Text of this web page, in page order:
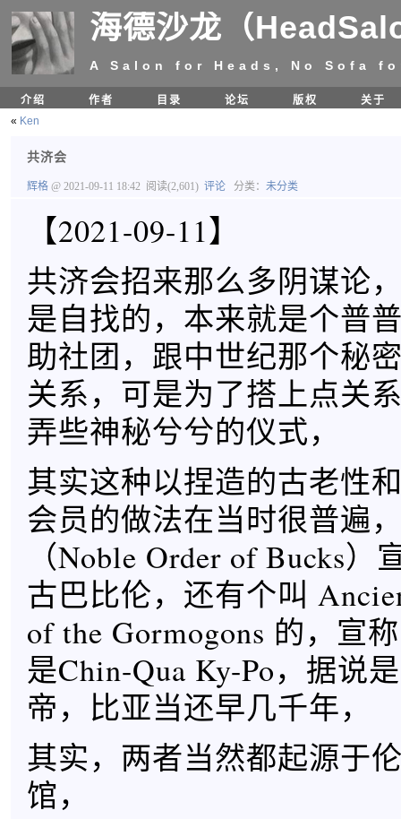
海德沙龙（
A Salon for Heads, No Sofa
介绍 作者 目录 论坛 版权
关于
« Ken
共济会
辉格 @ 2021-09-11 18:42 阅读(2,601) 评论 分类： 未分类
【2021-09-11】
共济会招来那么多阴谋论
是自找的，本来就是个普
助社团，跟中世纪那个秘
关系，可是为了搭上点关
弄些神秘兮兮的仪式，
其实这种以捏造的古老性
会员的做法在当时很普遍
（Noble Order of Bucks
古巴比伦，还有个叫
of the Gormogons 的，宣
是Chin-Qua Ky-Po，据说
帝，比亚当还早几千年，
其实，两者当然都起源于
馆，